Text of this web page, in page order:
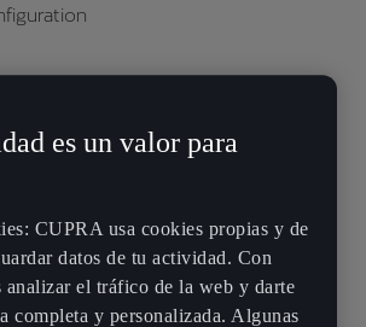
es un valor para
CUPRA usa cookies propias y de
datos de tu actividad. Con
analizar el tráfico de la web y darte
completa y personalizada. Algunas